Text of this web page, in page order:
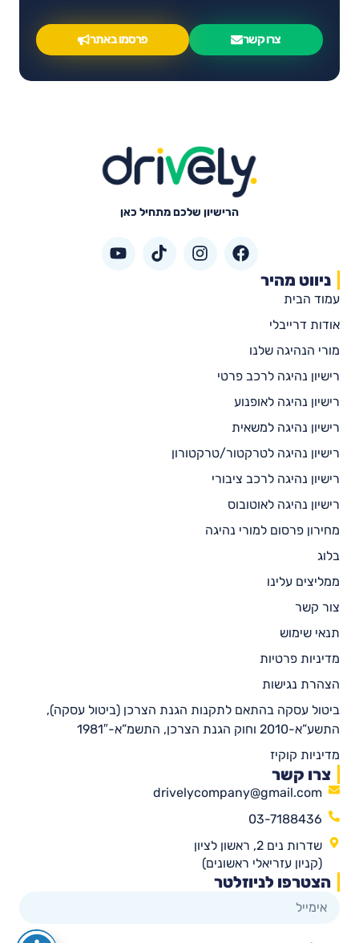
צרו קשר פרסמו באתר
הרישיון שלכם מתחיל כאן
ניווט מהיר
עמוד הבית
אודות דרייבלי
מורי הנהיגה שלנו
רישיון נהיגה לרכב פרטי
רישיון נהיגה לאופנוע
רישיון נהיגה למשאית
רישיון נהיגה לטרקטור/טרקטורון
רישיון נהיגה לרכב ציבורי
רישיון נהיגה לאוטובוס
מחירון פרסום למורי נהיגה
בלוג
ממליצים עלינו
צור קשר
תנאי שימוש
מדיניות פרטיות
הצהרת נגישות
ביטול עסקה בהתאם לתקנות הגנת הצרכן (ביטול עסקה),
התשע”א-2010 וחוק הגנת הצרכן, התשמ”א-1981″
מדיניות קוקיז
צרו קשר
drivelycompany@gmail.com
03-7188436
שדרות נים 2, ראשון לציון
(קניון עזריאלי ראשונים)
הצטרפו לניוזלטר